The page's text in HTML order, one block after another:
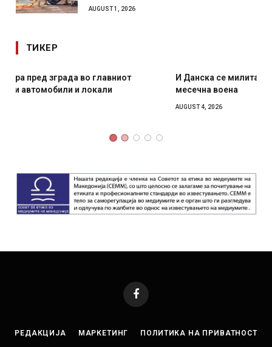
AUGUST 1, 2026
ТИКЕР
И Данска се милитарилизира – воведува нова 11-
месечна воена
Facebook
РЕДАКЦИЈА МАРКЕТИНГ ПОЛИТИКА НА ПРИВАТНОСТ